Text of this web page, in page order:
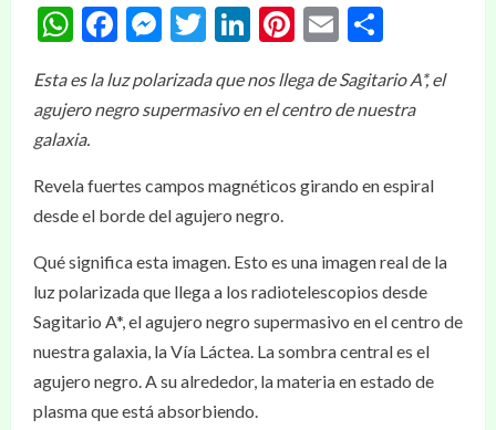
WhatsApp
Facebook
Messenger
Twitter
LinkedIn
Pinterest
Email
Esta es la luz polarizada que nos llega de Sagitario A*, el
agujero negro supermasivo en el centro de nuestra
galaxia.
Revela fuertes campos magnéticos girando en espiral
desde el borde del agujero negro.
Qué significa esta imagen. Esto es una imagen real de la
luz polarizada que llega a los radiotelescopios desde
Sagitario A*, el agujero negro supermasivo en el centro de
nuestra galaxia, la Vía Láctea. La sombra central es el
agujero negro. A su alrededor, la materia en estado de
plasma que está absorbiendo.